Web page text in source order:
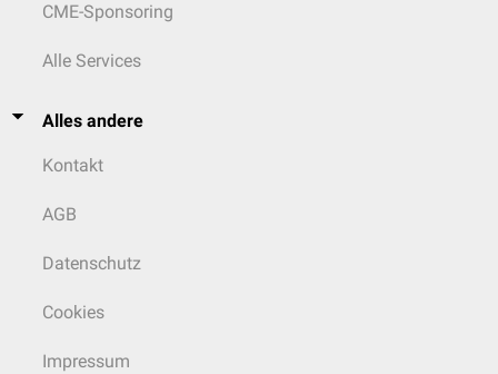
CME-Sponsoring
Alle Services
Alles andere
Kontakt
AGB
Datenschutz
Cookies
Impressum